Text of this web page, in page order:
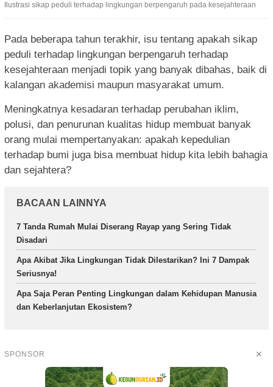
Ilustrasi sikap peduli terhadap lingkungan berpengaruh pada kesejahteraan
Pada beberapa tahun terakhir, isu tentang apakah sikap
peduli terhadap lingkungan berpengaruh terhadap
kesejahteraan menjadi topik yang banyak dibahas, baik di
kalangan akademisi maupun masyarakat umum.
Meningkatnya kesadaran terhadap perubahan iklim,
polusi, dan penurunan kualitas hidup membuat banyak
orang mulai mempertanyakan: apakah kepedulian
terhadap bumi juga bisa membuat hidup kita lebih bahagia
dan sejahtera?
BACAAN LAINNYA
7 Tanda Rumah Mulai Diserang Rayap yang Sering Tidak
Disadari
Apa Akibat Jika Lingkungan Tidak Dilestarikan? Ini 7 Dampak
Seriusnya!
Apa Saja Peran Penting Lingkungan dalam Kehidupan Manusia
dan Keberlanjutan Ekosistem?
SPONSOR ✕